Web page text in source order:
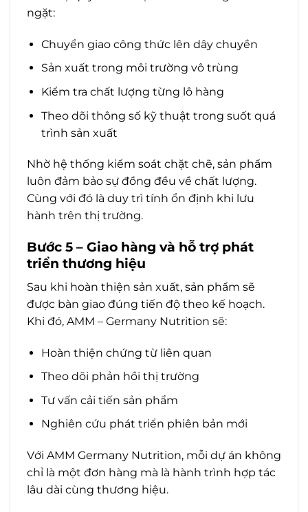
ngặt:
Chuyển giao công thức lên dây chuyền
Sản xuất trong môi trường vô trùng
Kiểm tra chất lượng từng lô hàng
Theo dõi thông số kỹ thuật trong suốt quá
trình sản xuất
Nhờ hệ thống kiểm soát chặt chẽ, sản phẩm
luôn đảm bảo sự đồng đều về chất lượng.
Cùng với đó là duy trì tính ổn định khi lưu
hành trên thị trường.
Bước 5 – Giao hàng và hỗ trợ phát
triển thương hiệu
Sau khi hoàn thiện sản xuất, sản phẩm sẽ
được bàn giao đúng tiến độ theo kế hoạch.
Khi đó, AMM – Germany Nutrition sẽ:
Hoàn thiện chứng từ liên quan
Theo dõi phản hồi thị trường
Tư vấn cải tiến sản phẩm
Nghiên cứu phát triển phiên bản mới
Với AMM Germany Nutrition, mỗi dự án không
chỉ là một đơn hàng mà là hành trình hợp tác
lâu dài cùng thương hiệu.